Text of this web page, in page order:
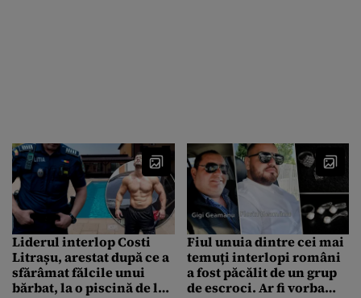
Liderul interlop Costi
Litrașu, arestat după ce a
sfărâmat fălcile unui
bărbat, la o piscină de lux
Fiul unuia dintre cei mai
temuți interlopi români
a fost păcălit de un grup
de escroci. Ar fi vorba